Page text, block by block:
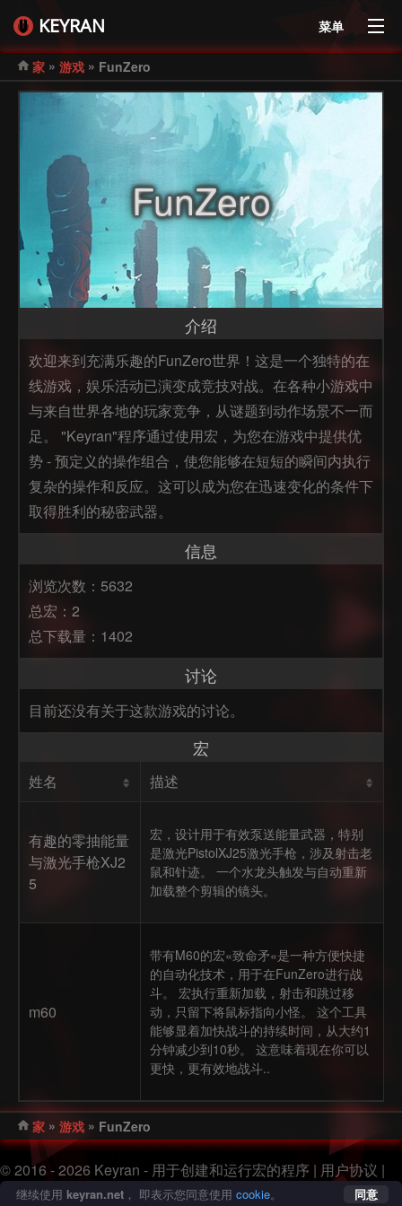
KEYRAN 菜单
家 » 游戏 » FunZero
FunZero
介绍
欢迎来到充满乐趣的FunZero世界！这是一个独特的在
线游戏，娱乐活动已演变成竞技对战。在各种小游戏中
与来自世界各地的玩家竞争，从谜题到动作场景不一而
足。 "Keyran"程序通过使用宏，为您在游戏中提供优
势 - 预定义的操作组合，使您能够在短短的瞬间内执行
复杂的操作和反应。这可以成为您在迅速变化的条件下
取得胜利的秘密武器。
信息
浏览次数：5632
总宏：2
总下载量：1402
讨论
目前还没有关于这款游戏的讨论。
宏
姓名 描述
有趣的零抽能量
与激光手枪XJ2
5
宏，设计用于有效泵送能量武器，特别
是激光PistolXJ25激光手枪，涉及射击老
鼠和针迹。 一个水龙头触发与自动重新
加载整个剪辑的镜头。
m60
带有M60的宏«致命矛«是一种方便快捷
的自动化技术，用于在FunZero进行战
斗。 宏执行重新加载，射击和跳过移
动，只留下将鼠标指向小怪。 这个工具
能够显着加快战斗的持续时间，从大约1
分钟减少到10秒。 这意味着现在你可以
更快，更有效地战斗..
家 » 游戏 » FunZero
© 2016 - 2026 Keyran - 用于创建和运行宏的程序 | 用户协议 |
隐私政策|站点地图